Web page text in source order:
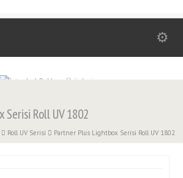
Roll UV 1802
Roll UV Serisi Partner Plus Lightbox Serisi Roll UV 1802